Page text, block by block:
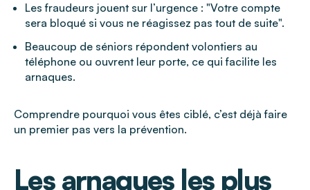
Les fraudeurs jouent sur l’urgence : "Votre compte
sera bloqué si vous ne réagissez pas tout de suite".
Beaucoup de séniors répondent volontiers au
téléphone ou ouvrent leur porte, ce qui facilite les
arnaques.
Comprendre pourquoi vous êtes ciblé, c’est déjà faire
un premier pas vers la prévention.
Les arnaques les plus